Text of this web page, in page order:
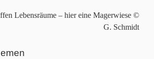
Lebensräume – hier eine Magerwiese ©
G. Schmidt